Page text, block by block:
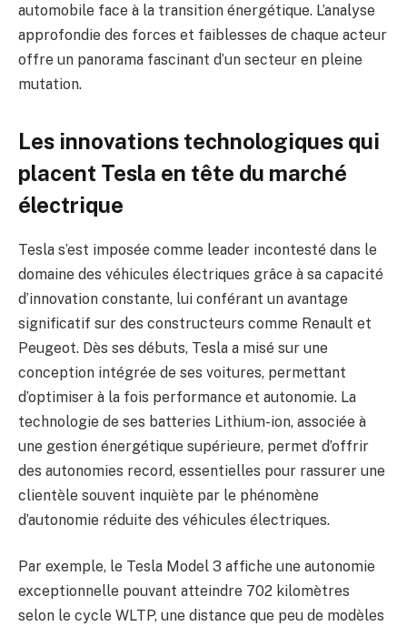
automobile face à la transition énergétique. L’analyse
approfondie des forces et faiblesses de chaque acteur
offre un panorama fascinant d’un secteur en pleine
mutation.
Les innovations technologiques qui
placent Tesla en tête du marché
électrique
Tesla s’est imposée comme leader incontesté dans le
domaine des véhicules électriques grâce à sa capacité
d’innovation constante, lui conférant un avantage
significatif sur des constructeurs comme Renault et
Peugeot. Dès ses débuts, Tesla a misé sur une
conception intégrée de ses voitures, permettant
d’optimiser à la fois performance et autonomie. La
technologie de ses batteries Lithium-ion, associée à
une gestion énergétique supérieure, permet d’offrir
des autonomies record, essentielles pour rassurer une
clientèle souvent inquiète par le phénomène
d’autonomie réduite des véhicules électriques.
Par exemple, le Tesla Model 3 affiche une autonomie
exceptionnelle pouvant atteindre 702 kilomètres
selon le cycle WLTP, une distance que peu de modèles